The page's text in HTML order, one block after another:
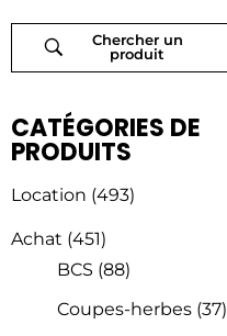
Chercher un
produit
CATÉGORIES DE
PRODUITS
Location (493)
Achat (451)
BCS (88)
Coupes-herbes (37)